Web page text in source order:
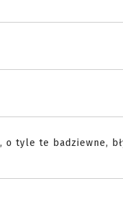
o tyle te badziewne,